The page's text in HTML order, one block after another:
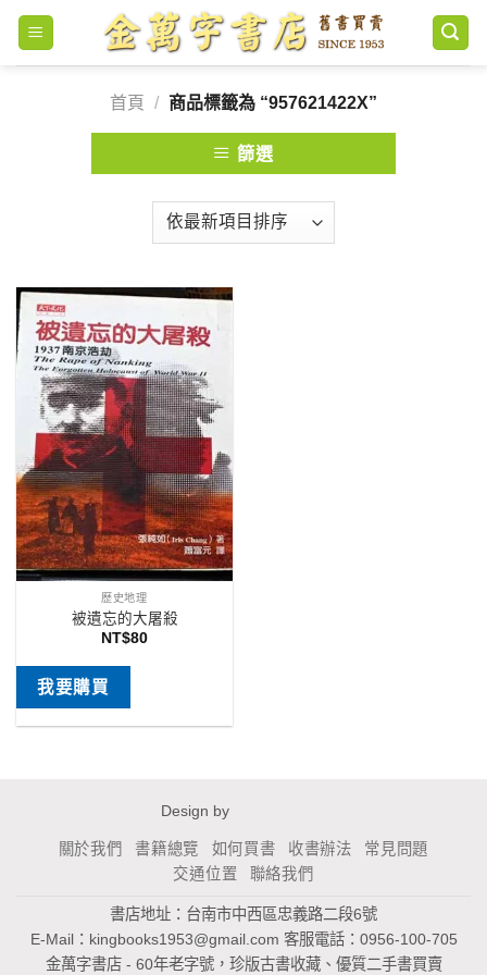
Skip
content
首頁
/ 商品標籤為 “957621422X”
篩選
歷史地理
被遺忘的大屠殺
NT$80
我要購買
Design by
關於我們 書籍總覽 如何買書 收書辦法
常見問題
交通位置
聯絡我們
書店地址：台南市中西區忠義路二段6號
E-Mail： kingbooks1953@gmail.com 客服電話：0956-100-705
金萬字書店 - 60年老字號，珍版古書收藏、優質二手書買賣